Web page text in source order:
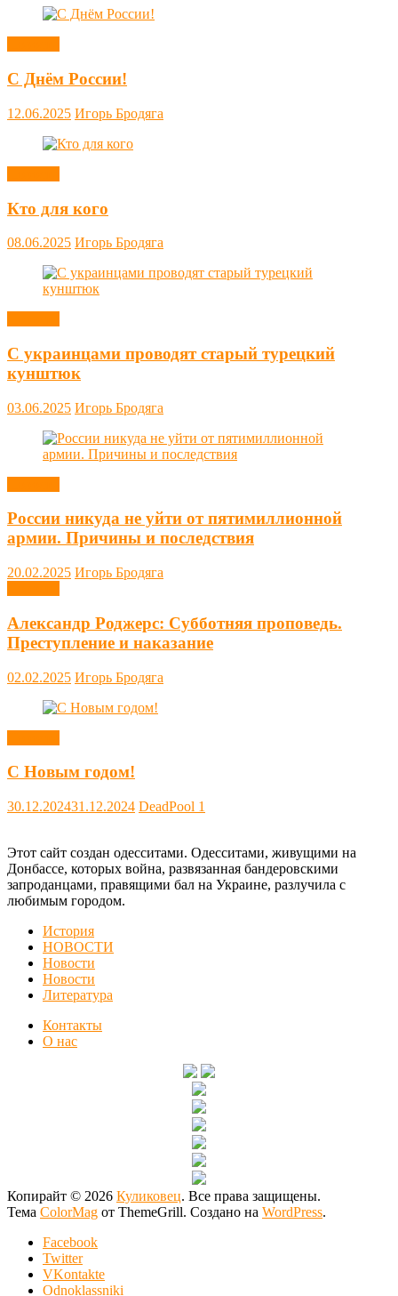
С Днём России!
12.06.2025 Игорь Бродяга
Кто для кого
08.06.2025 Игорь Бродяга
С украинцами проводят старый турецкий
кунштюк
03.06.2025 Игорь Бродяга
России никуда не уйти от пятимиллионной
армии. Причины и последствия
20.02.2025 Игорь Бродяга
Александр Роджерс: Субботняя проповедь.
Преступление и наказание
02.02.2025 Игорь Бродяга
С Новым годом!
30.12.202431.12.2024 DeadPool 1
Этот сайт создан одесситами. Одесситами, живущими на
Донбассе, которых война, развязанная бандеровскими
запроданцами, правящими бал на Украине, разлучила с
любимым городом.
История
НОВОСТИ
Новости
Новости
Литература
Контакты
О нас
Копирайт © 2026 Куликовец. Все права защищены.
Тема ColorMag от ThemeGrill. Создано на WordPress.
Facebook
Twitter
VKontakte
Odnoklassniki